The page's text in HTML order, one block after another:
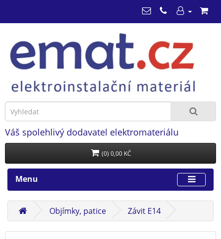
Váš spolehlivý dodavatel elektromateriálu
(0) 0,00 KČ
Menu
Objímky, patice Závit E14